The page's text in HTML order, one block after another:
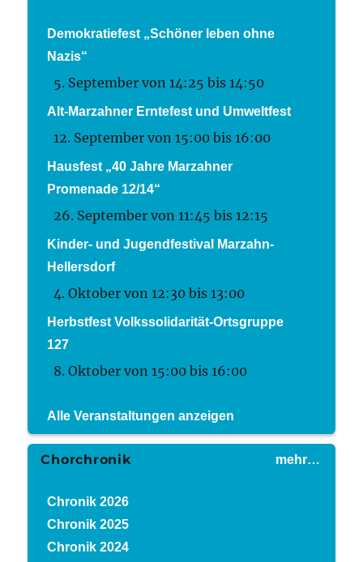
Demokratiefest „Schöner leben ohne
Nazis“
5. September von 14:25 bis14:50
Alt-Marzahner Erntefest und Umweltfest
12. September von 15:00 bis16:00
Hausfest „40 Jahre Marzahner
Promenade 12/14“
26. September von 11:45 bis12:15
Kinder- und Jugendfestival Marzahn-
Hellersdorf
4. Oktober von 12:30 bis13:00
Herbstfest Volkssolidarität-Ortsgruppe
127
8. Oktober von 15:00 bis16:00
Alle Veranstaltungen anzeigen
mehr…
Chorchronik
Chronik 2026
Chronik 2025
Chronik 2024